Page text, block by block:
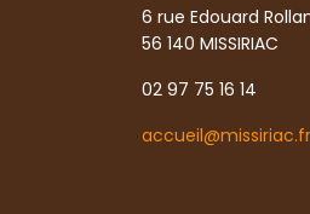
6 rue Edouard
56 140 MISSIRIAC
02 97 75 16 14
accueil@missiriac.fr